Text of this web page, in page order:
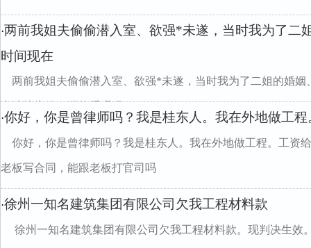
·两前我姐夫偷偷潜入室、欲强*未遂，当时我为了二
时间现在
两前我姐夫偷偷潜入室、欲强*未遂，当时我为了二姐的婚
去法院告他、还能受理吗divclass="w990mamt20
·你好，你是曾律师吗？我是桂东人。我在外地做工
你好，你是曾律师吗？我是桂东人。我在外地做工程。工资
老板写合同，能跟老板打官司吗
·徐州一知名建筑集团有限公司欠我工程材料款
徐州一知名建筑集团有限公司欠我工程材料款。现判决生效